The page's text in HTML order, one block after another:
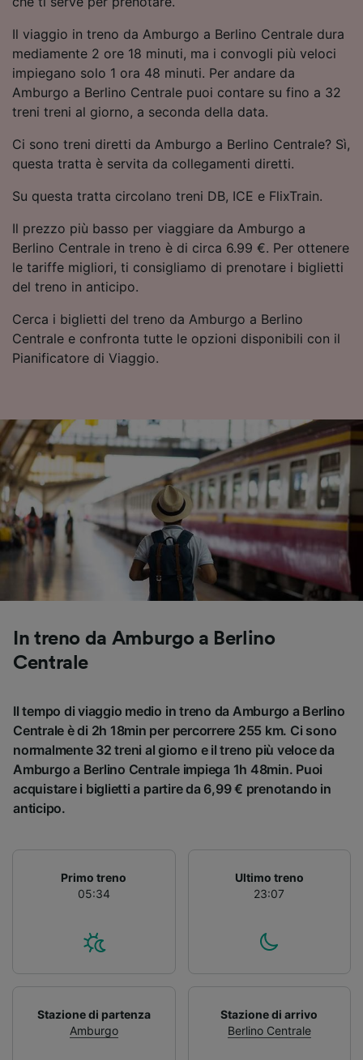
Il viaggio in treno da Amburgo a Berlino Centrale dura
mediamente 2 ore 18 minuti, ma i convogli più veloci
impiegano solo 1 ora 48 minuti. Per andare da
Amburgo a Berlino Centrale puoi contare su fino a 32
treni treni al giorno, a seconda della data.
Ci sono treni diretti da Amburgo a Berlino Centrale? Sì,
questa tratta è servita da collegamenti diretti.
Su questa tratta circolano treni DB, ICE e FlixTrain.
Il prezzo più basso per viaggiare da Amburgo a
Berlino Centrale in treno è di circa 6.99 €. Per ottenere
le tariffe migliori, ti consigliamo di prenotare i biglietti
del treno in anticipo.
Cerca i biglietti del treno da Amburgo a Berlino
Centrale e confronta tutte le opzioni disponibili con il
Pianificatore di Viaggio.
In treno da Amburgo a Berlino
Centrale
Il tempo di viaggio medio in treno da Amburgo a Berlino
Centrale è di 2h 18min per percorrere 255 km. Ci sono
normalmente 32 treni al giorno e il treno più veloce da
Amburgo a Berlino Centrale impiega 1h 48min. Puoi
acquistare i biglietti a partire da 6,99 € prenotando in
anticipo.
Primo treno
05:34
Ultimo treno
23:07
Stazione di partenza
Amburgo
Stazione di arrivo
Berlino Centrale
Utilizzare dati di geolocalizzazione precisi.
Scansione attiva delle caratteristiche del
dispositivo ai fini dell’identificazione.
Archiviare informazioni su dispositivo e/o
accedervi. Pubblicità e contenuti
personalizzati, misurazione delle prestazioni
dei contenuti e degli annunci, ricerche sul
Elenco dei partner (fornitori)